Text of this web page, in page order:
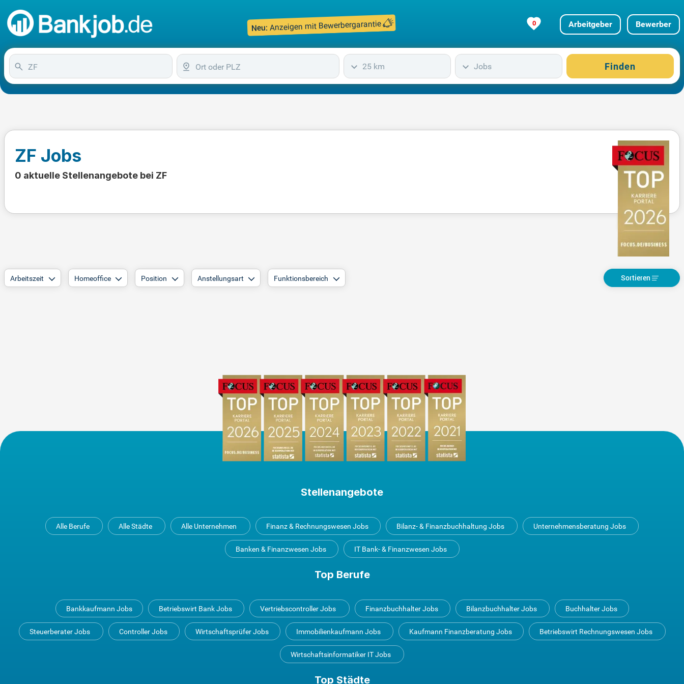
Neu: Anzeigen mit Bewerbergarantie 0 Arbeitgeber Bewerber
25 km Jobs Finden
ZF Jobs
0 aktuelle Stellenangebote bei ZF
Arbeitszeit Homeoffice Position Anstellungsart Funktionsbereich Sortieren
Stellenangebote
Alle Berufe Alle Städte Alle Unternehmen Finanz & Rechnungswesen Jobs Bilanz- & Finanzbuchhaltung Jobs Unternehmensberatung Jobs
Banken & Finanzwesen Jobs IT Bank- & Finanzwesen Jobs
Top Berufe
Bankkaufmann Jobs Betriebswirt Bank Jobs Vertriebscontroller Jobs Finanzbuchhalter Jobs Bilanzbuchhalter Jobs Buchhalter Jobs
Steuerberater Jobs Controller Jobs Wirtschaftsprüfer Jobs Immobilienkaufmann Jobs Kaufmann Finanzberatung Jobs Betriebswirt Rechnungswesen Jobs
Wirtschaftsinformatiker IT Jobs
Top Städte